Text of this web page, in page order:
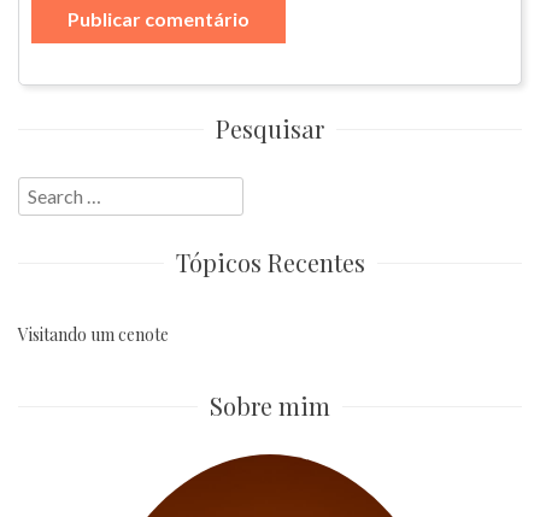
Pesquisar
Search
for:
Tópicos Recentes
Visitando um cenote
Sobre mim